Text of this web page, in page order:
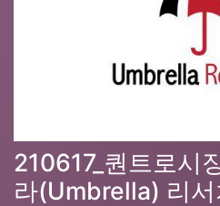
210617_퀀트로시
라(Umbrella) 리서